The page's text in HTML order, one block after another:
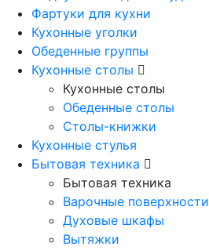
Фартуки для кухни
Кухонные уголки
Обеденные группы
Кухонные столы
Кухонные столы
Обеденные столы
Столы-книжки
Кухонные стулья
Бытовая техника
Бытовая техника
Варочные поверхности
Духовые шкафы
Вытяжки